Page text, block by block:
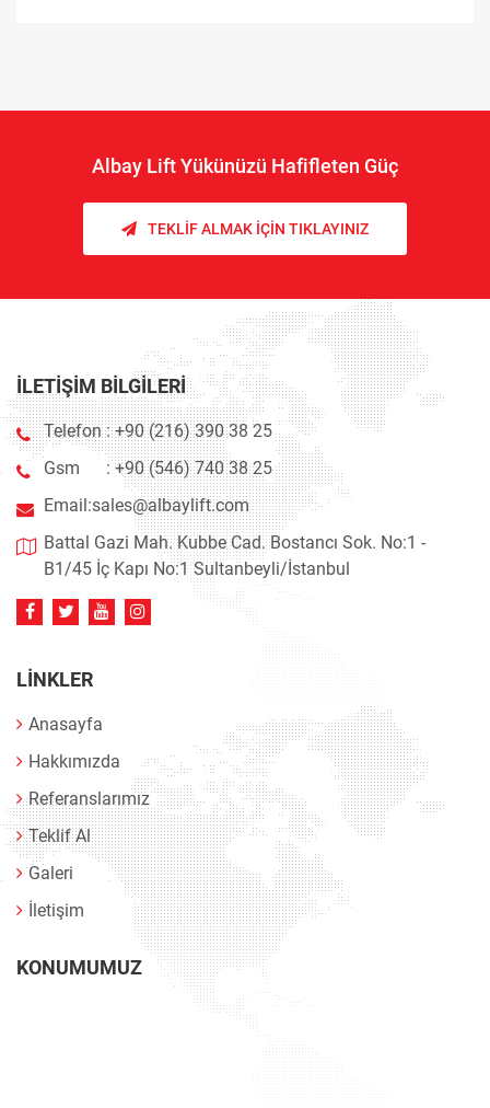
Albay Lift Yükünüzü Hafifleten Güç
TEKLIF ALMAK İÇIN TIKLAYINIZ
İLETIŞIM BILGILERI
Telefon :+90 (216) 390 38 25
Gsm :+90 (546) 740 38 25
Email:sales@albaylift.com
Battal Gazi Mah. Kubbe Cad. Bostancı Sok. No:1 -
B1/45 İç Kapı No:1 Sultanbeyli/İstanbul
LINKLER
Anasayfa
Hakkımızda
Referanslarımız
Teklif Al
Galeri
İletişim
KONUMUMUZ